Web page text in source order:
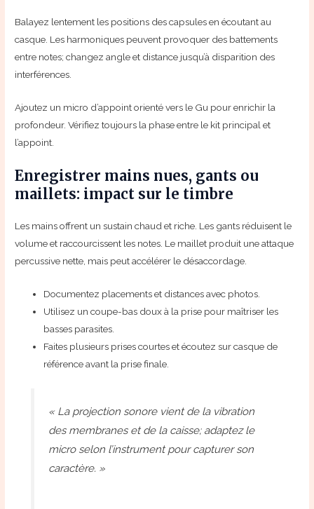
Balayez lentement les positions des capsules en écoutant au
casque. Les harmoniques peuvent provoquer des battements
entre notes; changez angle et distance jusqu’à disparition des
interférences.
Ajoutez un micro d’appoint orienté vers le Gu pour enrichir la
profondeur. Vérifiez toujours la phase entre le kit principal et
l’appoint.
Enregistrer mains nues, gants ou
maillets: impact sur le timbre
Les mains offrent un sustain chaud et riche. Les gants réduisent le
volume et raccourcissent les notes. Le maillet produit une attaque
percussive nette, mais peut accélérer le désaccordage.
Documentez placements et distances avec photos.
Utilisez un coupe-bas doux à la prise pour maîtriser les
basses parasites.
Faites plusieurs prises courtes et écoutez sur casque de
référence avant la prise finale.
« La projection sonore vient de la vibration
des membranes et de la caisse; adaptez le
micro selon l’instrument pour capturer son
caractère. »